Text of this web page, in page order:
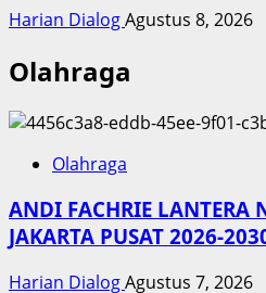
Harian DialogAgustus 8, 2026
Olahraga
Olahraga
ANDI FACHRIE LANTERA
JAKARTA PUSAT 2026-
Harian DialogAgustus 7, 2026